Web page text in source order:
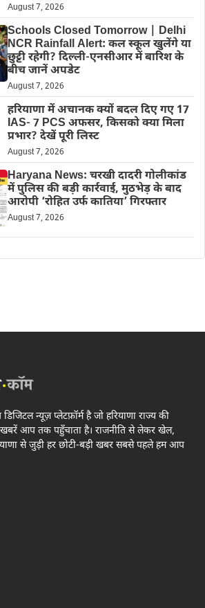
August 7, 2026
Schools Closed Tomorrow | Delhi
NCR Rainfall Alert: कल स्कूल खुलेंगे या
छुट्टी रहेगी? दिल्ली-एनसीआर में बारिश के
बीच जानें अपडेट
August 7, 2026
हरियाणा में अचानक क्यों बदल दिए गए 17
IAS- 7 PCS अफसर, किसको क्या मिला
प्रभार? देखें पूरी लिस्ट
August 7, 2026
Haryana News: चरखी दादरी गोलीकांड
में पुलिस की बड़ी कार्रवाई, मुठभेड़ के बाद
आरोपी ‘रोहित उर्फ कातिया’ गिरफ्तार
August 7, 2026
न्यूज़ प्लेटफ़ॉर्म है जो हरियाणा राज्य की
खबरें आप तक पहुँचाता है। राजनीति से लेकर खेल,
से जुड़ी हर छोटी-बड़ी खबर सबसे पहले हम आप